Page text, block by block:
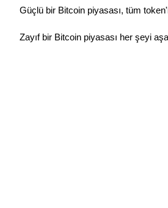
Güçlü bir Bitcoin piyasası, tüm
Zayıf bir Bitcoin piyasası her şeyi